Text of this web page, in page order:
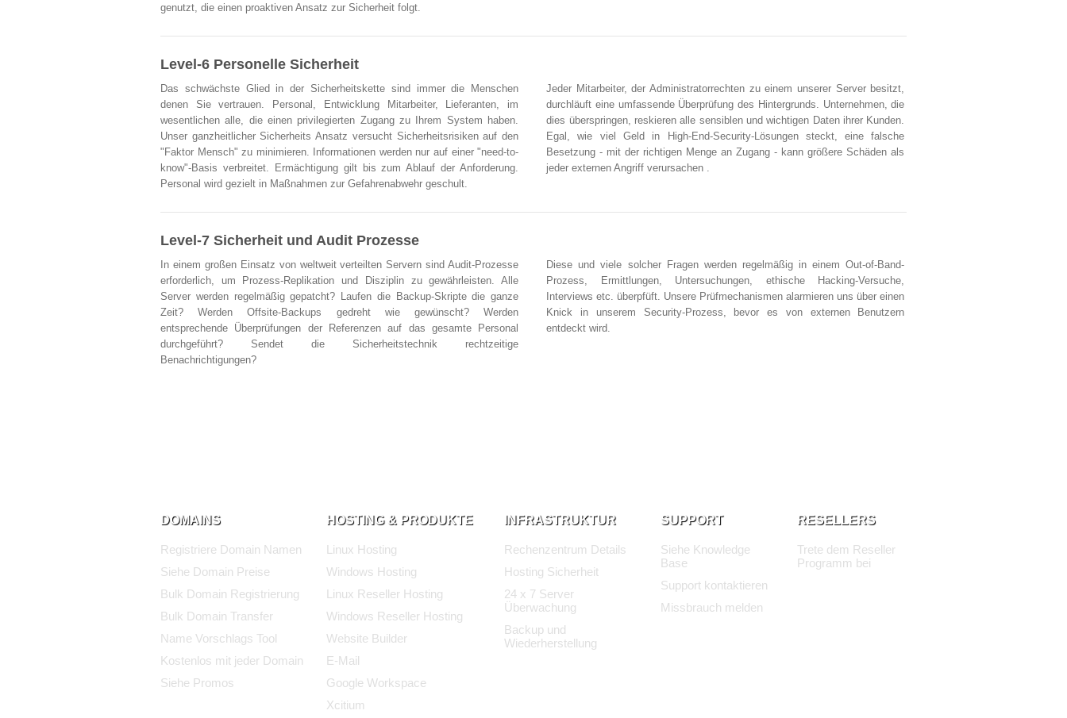
genutzt, die einen proaktiven Ansatz zur Sicherheit folgt.
Level-6 Personelle Sicherheit
Das schwächste Glied in der Sicherheitskette sind immer die Menschen
denen Sie vertrauen. Personal, Entwicklung Mitarbeiter, Lieferanten, im
wesentlichen alle, die einen privilegierten Zugang zu Ihrem System haben.
Unser ganzheitlicher Sicherheits Ansatz versucht Sicherheitsrisiken auf den
"Faktor Mensch" zu minimieren. Informationen werden nur auf einer "need-to-
know"-Basis verbreitet. Ermächtigung gilt bis zum Ablauf der Anforderung.
Personal wird gezielt in Maßnahmen zur Gefahrenabwehr geschult.
Jeder Mitarbeiter, der Administratorrechten zu einem unserer Server besitzt,
durchläuft eine umfassende Überprüfung des Hintergrunds. Unternehmen, die
dies überspringen, reskieren alle sensiblen und wichtigen Daten ihrer Kunden.
Egal, wie viel Geld in High-End-Security-Lösungen steckt, eine falsche
Besetzung - mit der richtigen Menge an Zugang - kann größere Schäden als
jeder externen Angriff verursachen .
Level-7 Sicherheit und Audit Prozesse
In einem großen Einsatz von weltweit verteilten Servern sind Audit-Prozesse
erforderlich, um Prozess-Replikation und Disziplin zu gewährleisten. Alle
Server werden regelmäßig gepatcht? Laufen die Backup-Skripte die ganze
Zeit? Werden Offsite-Backups gedreht wie gewünscht? Werden
entsprechende Überprüfungen der Referenzen auf das gesamte Personal
durchgeführt? Sendet die Sicherheitstechnik rechtzeitige
Benachrichtigungen?
Diese und viele solcher Fragen werden regelmäßig in einem Out-of-Band-
Prozess, Ermittlungen, Untersuchungen, ethische Hacking-Versuche,
Interviews etc. überpfüft. Unsere Prüfmechanismen alarmieren uns über einen
Knick in unserem Security-Prozess, bevor es von externen Benutzern
entdeckt wird.
DOMAINS
Registriere Domain Namen
Siehe Domain Preise
Bulk Domain Registrierung
Bulk Domain Transfer
Name Vorschlags Tool
Kostenlos mit jeder Domain
Siehe Promos
HOSTING & PRODUKTE
Linux Hosting
Windows Hosting
Linux Reseller Hosting
Windows Reseller Hosting
Website Builder
E-Mail
Google Workspace
Xcitium
INFRASTRUKTUR
Rechenzentrum Details
Hosting Sicherheit
24 x 7 Server
Überwachung
Backup und
Wiederherstellung
SUPPORT
Siehe Knowledge
Base
Support kontaktieren
Missbrauch melden
RESELLERS
Trete dem Reseller
Programm bei